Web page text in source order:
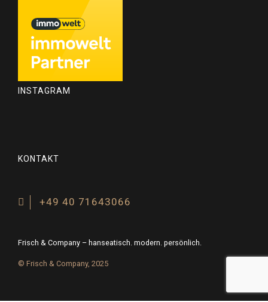
INSTAGRAM
KONTAKT
+49 40 71643066
Frisch & Company – hanseatisch. modern. persönlich.
© Frisch & Company, 2025